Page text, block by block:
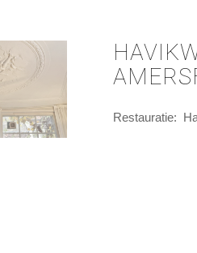
Restauratie: